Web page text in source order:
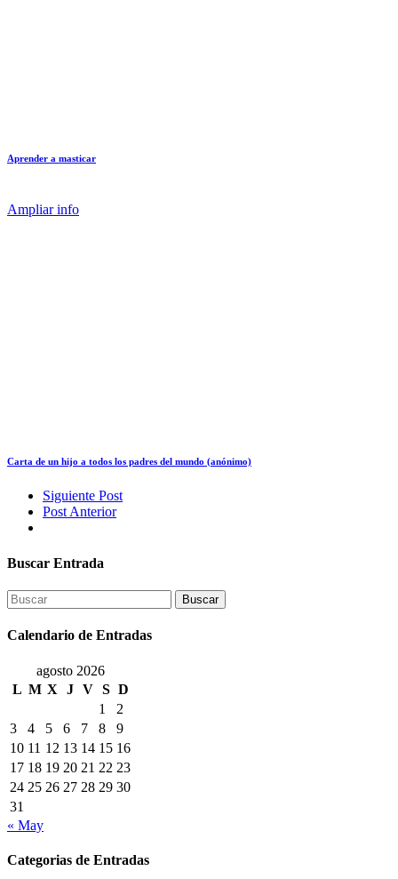
Aprender a masticar
Ampliar info
Carta de un hijo a todos los padres del mundo (anónimo)
Siguiente Post
Post Anterior
Buscar Entrada
Buscar
Calendario de Entradas
agosto 2026
L M X J V S D
1
2
3
4 5 6 7 8
9
10 11 12 13 14 15 16
17 18 19 20 21 22 23
24 25 26 27 28 29 30
31
« May
Categorias de Entradas